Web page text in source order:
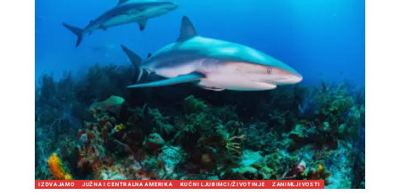
IZDVAJAMO JUŽNA I CENTRALNA AMERIKA KUĆNI LJUBIMCI/ŽIVOTINJE ZANIMLJIVOSTI